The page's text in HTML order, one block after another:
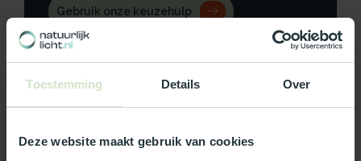
Toestemming Details Over
Deze website maakt gebruik van cookies
Gebruik onze keuzehulp
Productomschrijving